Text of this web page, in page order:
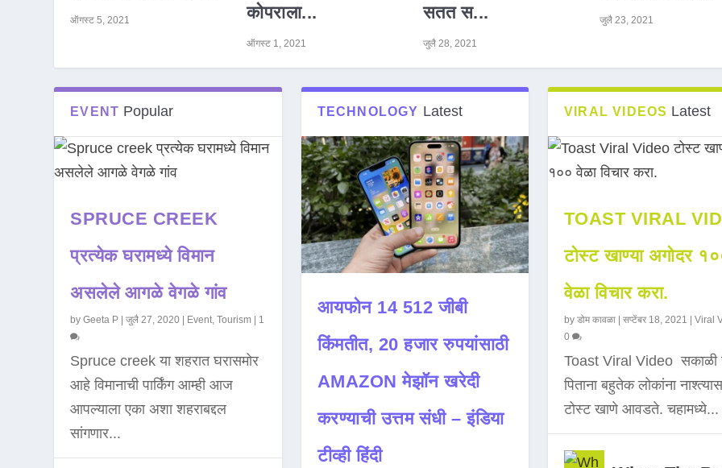
ऑगस्ट 5, 2021
कोपराला...
ऑगस्ट 1, 2021
सतत स...
जुलै 28, 2021
जुलै 23, 2021
EVENT Popular
SPRUCE CREEK
प्रत्येक घरामध्ये विमान
असलेले आगळे वेगळे गांव
byGeeta P |जुलै 27, 2020 Event,Tourism 1
Spruce creek या शहरात घरासमोर
आहे विमानाची पार्किंग आम्ही आज
आपल्याला एका अशा शहराबद्दल
सांगणार...
TECHNOLOGY Latest
आयफोन 14 512 जीबी
किंमतीत, 20 हजार रुपयांसाठी
AMAZON मेझॉन खरेदी
करण्याची उत्तम संधी – इंडिया
टीव्ही हिंदी
VIRAL VIDEOS Latest
TOAST VIRAL
टोस्ट खाण्या अगोदर
वेळा विचार करा.
by डोम कावळा| सप्टेंबर 18, 2021 Viral
0
Toast Viral Video सकाळी
पिताना बहुतेक लोकांना
टोस्ट खाणे आवडते. चहामध्ये...